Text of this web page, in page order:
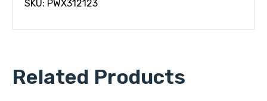
SKU: PWX312123
Related Products